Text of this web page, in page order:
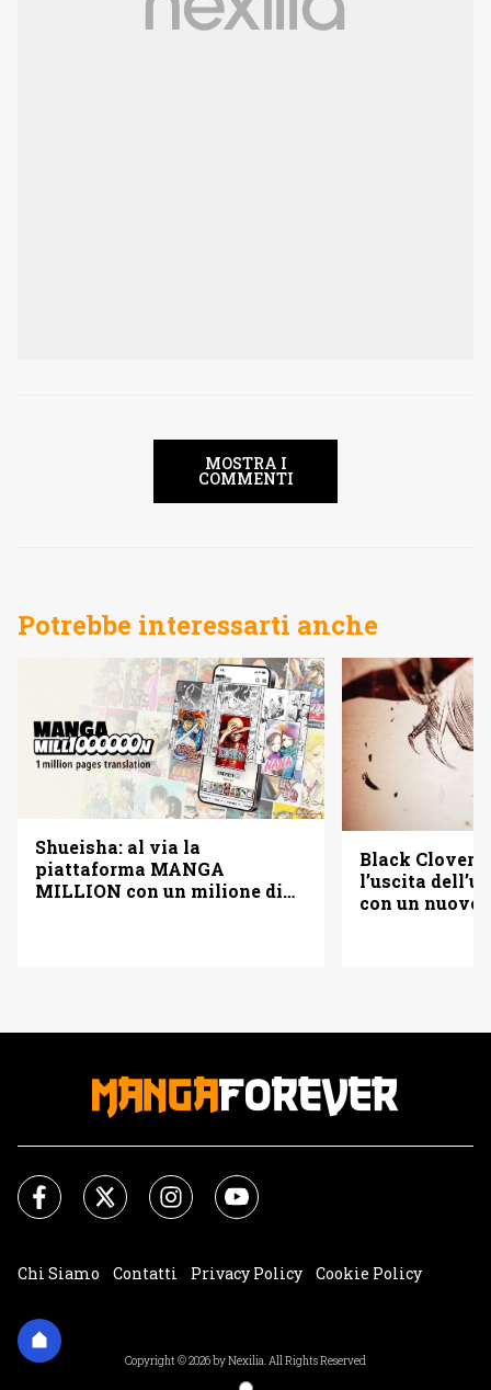
MOSTRA I
COMMENTI
Potrebbe interessarti anche
Shueisha: al via la
piattaforma MANGA
MILLION con un milione di
Black Clover
l’uscita
con un nuovo
Chi Siamo Contatti Privacy Policy
Cookie Policy
Copyright © 2026 by Nexilia. All Rights Reserved